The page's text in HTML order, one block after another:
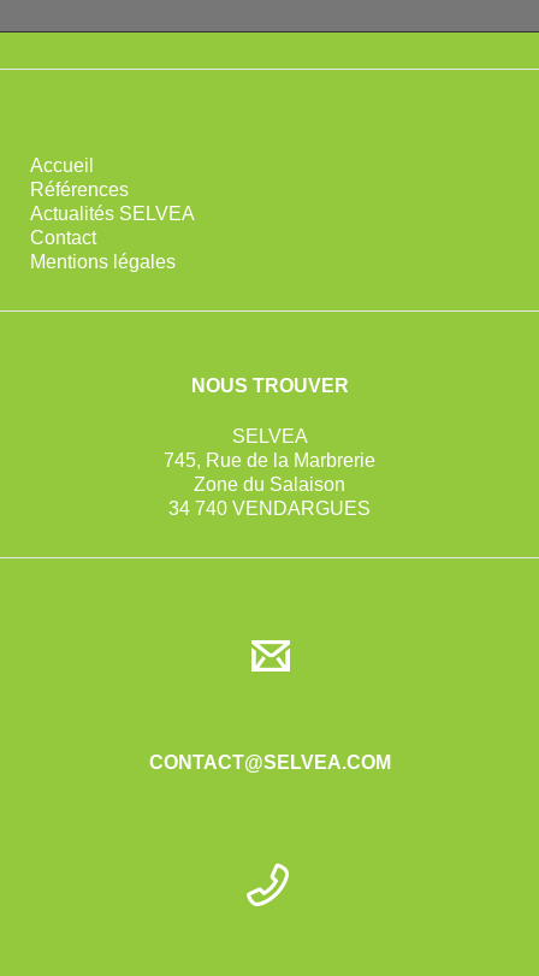
Accueil
Références
Actualités SELVEA
Contact
Mentions légales
NOUS TROUVER
SELVEA
745, Rue de la Marbrerie
Zone du Salaison
34 740 VENDARGUES
CONTACT@SELVEA.COM